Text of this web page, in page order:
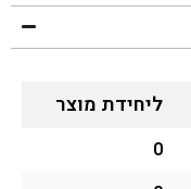
ליחידת מוצר
0